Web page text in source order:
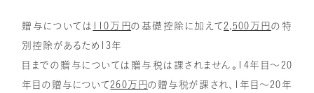
贈与については 110万円の基礎控除に加えて 2,500万円 の特
別控除があるため13年
目までの贈与については贈与税は課されません。14年目～20
年目の贈与について 260万円の贈与税が課され、1年目～20年